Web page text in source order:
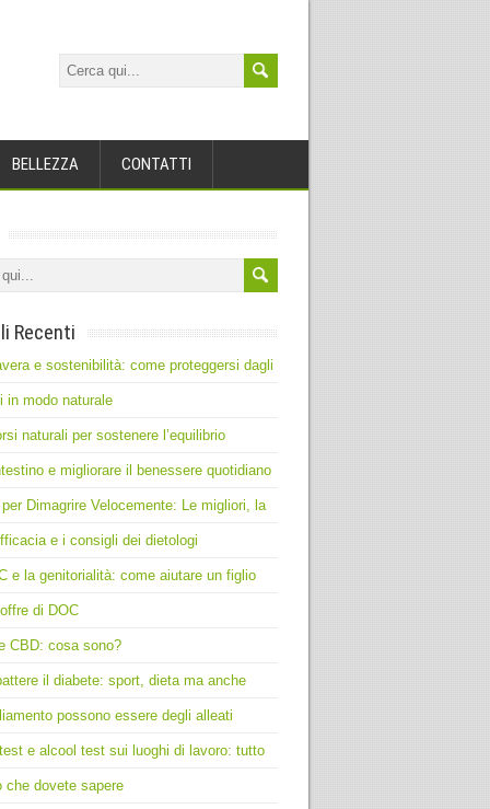
BELLEZZA CONTATTI
Recenti
e sostenibilità: come proteggersi dagli
in modo naturale
naturali per sostenere l’equilibrio
e migliorare il benessere quotidiano
Dimagrire Velocemente: Le migliori, la
e i consigli dei dietologi
e la genitorialità: come aiutare un figlio
di DOC
CBD: cosa sono?
il diabete: sport, dieta ma anche
possono essere degli alleati
e alcool test sui luoghi di lavoro: tutto
che dovete sapere